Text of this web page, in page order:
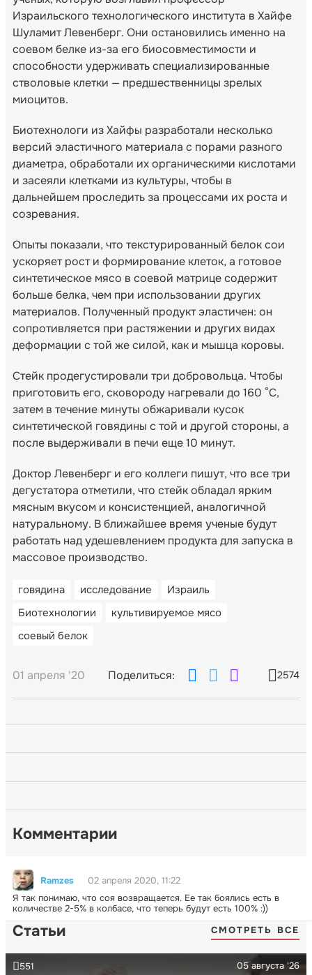
Израильского технологического института в Хайфе
Шуламит Левенберг. Они остановились именно на
соевом белке из-за его биосовместимости и
способности удерживать специализированные
стволовые клетки — предшественницы зрелых
миоцитов.
Биотехнологи из Хайфы разработали несколько
версий эластичного материала с порами разного
диаметра, обработали их органическими кислотами
и засеяли клетками из культуры, чтобы в
дальнейшем проследить за процессами их роста и
созревания.
Опыты показали, что текстурированный белок сои
ускоряет рост и формирование клеток, а готовое
синтетическое мясо в соевой матрице содержит
больше белка, чем при использовании других
материалов. Полученный продукт эластичен: он
сопротивляется при растяжении и других видах
деформации с той же силой, как и мышца коровы.
Стейк продегустировали три добровольца. Чтобы
приготовить его, сковороду нагревали до 160 °С,
затем в течение минуты обжаривали кусок
синтетической говядины с той и другой стороны, а
после выдерживали в печи еще 10 минут.
Доктор Левенберг и его коллеги пишут, что все три
дегустатора отметили, что стейк обладал ярким
мясным вкусом и консистенцией, аналогичной
натуральному. В ближайшее время ученые будут
работать над удешевлением продукта для запуска в
массовое производство.
говядина исследование
Израиль
Биотехнологии
культивируемое мясо
соевый белок
01 апреля '20 Поделиться: 2574
Комментарии
Ramzes
02 апреля 2020, 11:22
Я так понимаю, что соя возвращается. Ее так боялись есть в
количестве 2-5% в колбасе, что теперь будут есть 100% :))
Статьи СМОТРЕТЬ ВСЕ
05 августа '26
551